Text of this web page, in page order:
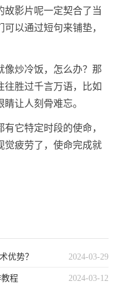
故影片呢一定契合了当
以通过短句来铺垫，
像炒冷饭，怎么办？那
往胜过千言万语，比如
让人刻骨难忘。
它特定时段的使命，
觉疲劳了，使命完成就
2024-03-29
优势？
2024-03-12
程